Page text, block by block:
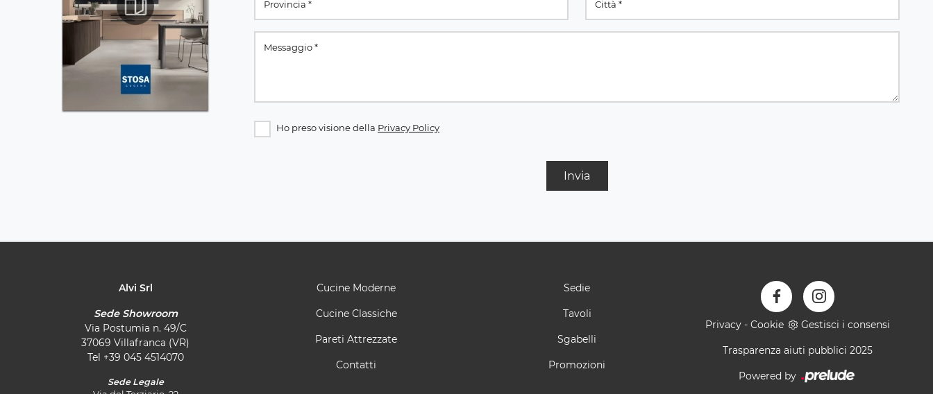
Ho preso visione della Privacy Policy
Invia
Alvi Srl
Sede Showroom
Via Postumia n. 49/C
37069 Villafranca (VR)
Tel +39 045 4514070
Sede Legale
Cucine Moderne
Cucine Classiche
Pareti Attrezzate
Contatti
Sedie
Tavoli
Sgabelli
Promozioni
Privacy - Cookie Gestisci i consensi
Trasparenza aiuti pubblici 2025
Powered by